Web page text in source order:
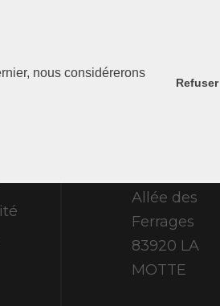
nous considérerons
Refuser
Nous
Allée des
Ferrages
83920 LA
MOTTE